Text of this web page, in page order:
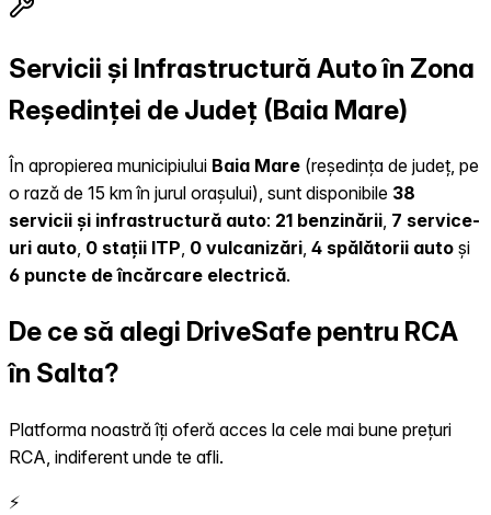
Servicii și Infrastructură Auto în Zona
Reședinței de Județ (Baia Mare)
În apropierea municipiului Baia Mare (reședința de județ, pe
o rază de 15 km în jurul orașului), sunt disponibile 38
servicii și infrastructură auto: 21 benzinării, 7 service-
uri auto, 0 stații ITP, 0 vulcanizări, 4 spălătorii auto și
6 puncte de încărcare electrică.
De ce să alegi DriveSafe pentru RCA
în Salta?
Platforma noastră îți oferă acces la cele mai bune prețuri
RCA, indiferent unde te afli.
⚡